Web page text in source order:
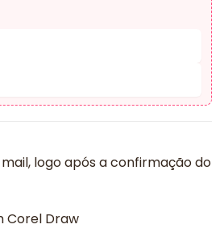
logo após a confirmação do
Corel Draw